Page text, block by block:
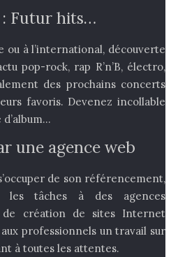
: Futur hits…
ou à l’international, découverte
pop-rock, rap R’n’B, électro,
des prochains concerts
favoris. Devenez incollable
une agence web
de son référencement,
les tâches à des agences
de création de sites Internet
professionnels un travail sur
à toutes les attentes.